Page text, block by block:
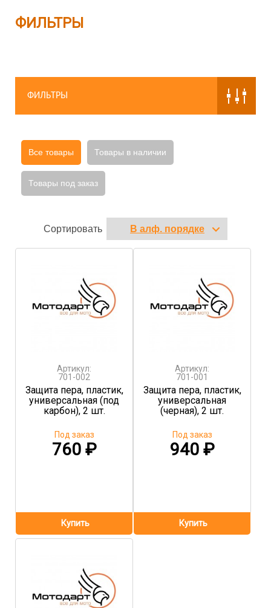
ФИЛЬТРЫ
ФИЛЬТРЫ
Все товары Товары в наличии
Товары под заказ
Сортировать
Артикул:
701-002
Защита пера, пластик,
универсальная (под
карбон), 2 шт.
760 ₽
Под заказ
Артикул:
701-001
Защита пера, пластик,
универсальная
(черная), 2 шт.
940 ₽
Под заказ